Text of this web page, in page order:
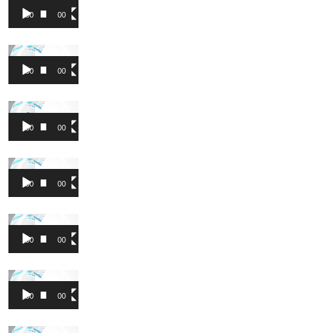
Pleyer00:00 00:38
Video
Pleyer00:00 00:42
Video
Pleyer00:00 00:42
Video
Pleyer00:00 00:49
Video
Pleyer00:00 00:38
Video
Pleyer00:00 00:40